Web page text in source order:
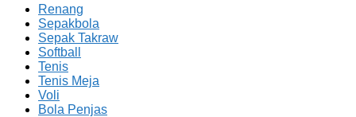
Renang
Sepakbola
Sepak Takraw
Softball
Tenis
Tenis Meja
Voli
Bola Penjas